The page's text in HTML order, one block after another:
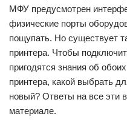
МФУ предусмотрен
физические порты
пощупать. Но существует
принтера. Чтобы
пригодятся знания об
принтера, какой выбрать
новый? Ответы на все эти
материале.